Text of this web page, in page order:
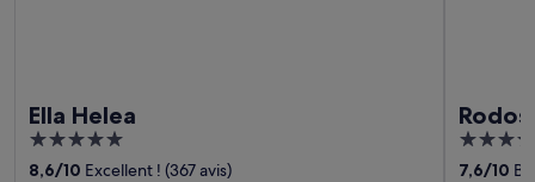
Ella Helea
5
out
8,6/10 Excellent ! (367 avis)
5
out
7,6/10